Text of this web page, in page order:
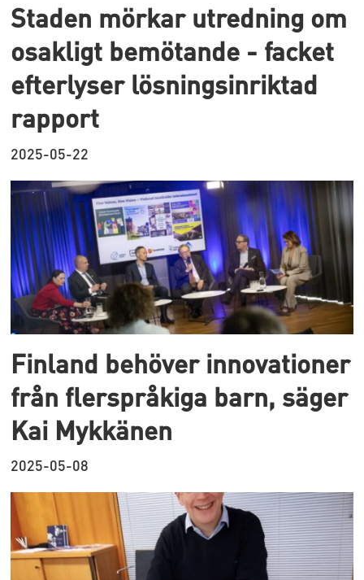
Staden mörkar utredning om
osakligt bemötande - facket
efterlyser lösningsinriktad
rapport
2025-05-22
Finland behöver innovationer
från flerspråkiga barn, säger
Kai Mykkänen
2025-05-08